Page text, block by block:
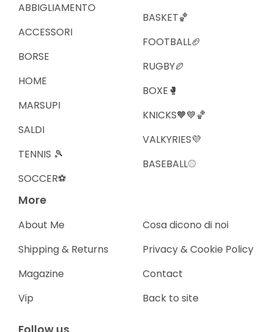
ABBIGLIAMENTO
ACCESSORI
BORSE
HOME
MARSUPI
SALDI
TENNIS 🎾
SOCCER⚽️
BASKET🏀
FOOTBALL🏈
RUGBY🏉
BOXE🥊
KNICKS🧡💙🏀
VALKYRIES💜
BASEBALL⚾️
More
About Me
Shipping & Returns
Magazine
Vip
Cosa dicono di noi
Privacy & Cookie Policy
Contact
Back to site